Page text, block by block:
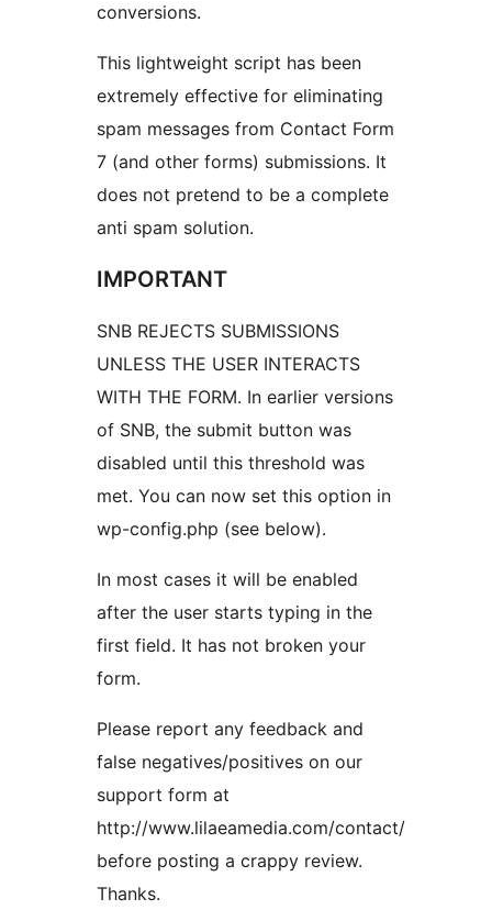
conversions.
This lightweight script has been
extremely effective for eliminating
spam messages from Contact Form
7 (and other forms) submissions. It
does not pretend to be a complete
anti spam solution.
IMPORTANT
SNB REJECTS SUBMISSIONS
UNLESS THE USER INTERACTS
WITH THE FORM. In earlier versions
of SNB, the submit button was
disabled until this threshold was
met. You can now set this option in
wp-config.php (see below).
In most cases it will be enabled
after the user starts typing in the
first field. It has not broken your
form.
Please report any feedback and
false negatives/positives on our
support form at
http://www.lilaeamedia.com/contact/
before posting a crappy review.
Thanks.